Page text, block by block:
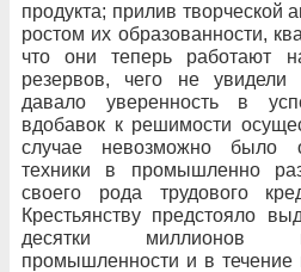
продукта; прилив творческой
ростом их образованности,
что они теперь работают
резервов, чего не увидели
давало уверенность в
вдобавок к решимости
случае невозможно было
техники в промышленно
своего рода трудового
Крестьянству предстояло
десятки миллионов
промышленности и в течение